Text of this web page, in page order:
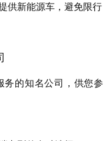
供新能源车，避免限行
务的知名公司，供您参